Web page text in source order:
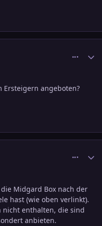
Ersteigern angeboten?
Midgard Box nach der
hast (wie oben verlinkt).
nicht enthalten, die sind
anbieten.